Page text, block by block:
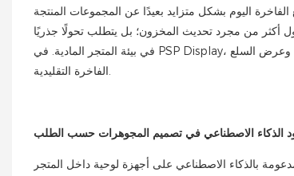
اليوم بشكل متزايد بعيدًا عن المجموعات المنتجة
أكثر من مجرد تحديث المخزون؛ بل يتطلب تحولًا جذريًا
في بيئة المتجر المادية. في PSP Display، ندرك أن توفير الاستشارات المدعومة بالذكاء الاصطناعي وتجارب الهدايا المتميزة يتطلب تجهيزات متاجر مبتكرة وتفاعلية تمزج بسلاسة بين التكنولوجيا الرقمية وعرض السلع
الفاخرة التقليدية.
الذكاء الاصطناعي في تصميم المجوهرات حسب الطلب
بالذكاء الاصطناعي على أجهزة لوحية داخل المتجر